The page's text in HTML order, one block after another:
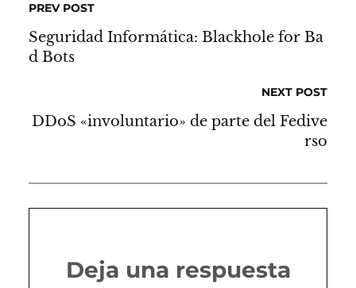
PREV POST
Seguridad Informática: Blackhole for Ba
d Bots
NEXT POST
DDoS «involuntario» de parte del Fedive
rso
Deja una respuesta